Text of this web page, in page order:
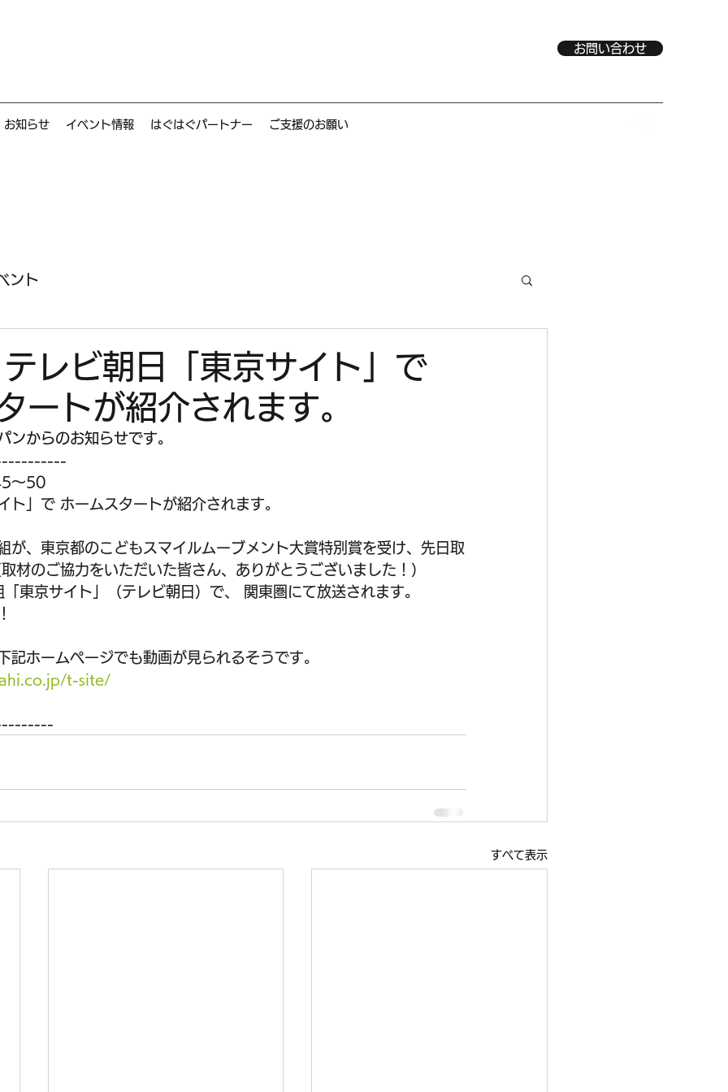
お問い合わせ
お知らせ イベント情報 はぐはぐパートナー ご支援のお願い
ント
レビ朝日「東京サイト」で
ートが紹介されます。
ンからのお知らせです。
～50
ト」で ホームスタートが紹介されます。
が、東京都のこどもスマイルムーブメント大賞特別賞を受け、先日取
材のご協力をいただいた皆さん、ありがとうございました！）
東京サイト」（テレビ朝日）で、 関東圏にて放送されます。
記ホームページでも動画が見られるそうです。
t-site/
すべて表示